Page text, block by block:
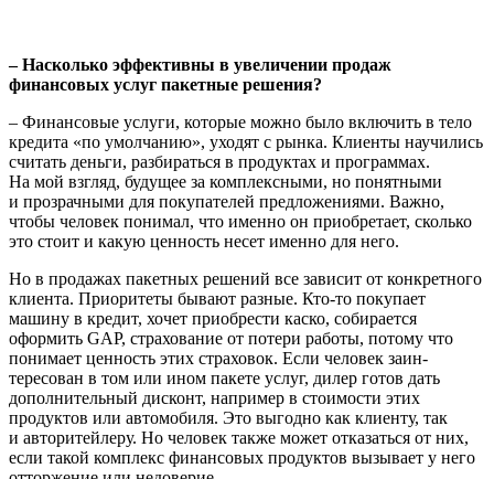
– Насколько эффективны в увеличении продаж
финансовых услуг пакетные решения?
– Финансовые услуги, которые можно было включить в тело
кредита «по умолча­нию», уходят с рынка. Клиенты научились
считать деньги, разбираться в продуктах и программах.
На мой взгляд, будущее за комплексными, но понятными
и прозрач­ными для покупателей предложениями. Важно,
чтобы человек понимал, что имен­но он приобретает, сколько
это стоит и какую ценность несет именно для него.
Но в продажах пакетных решений все зависит от конкретного
клиента. Приори­теты бывают разные. Кто-то покупает
машину в кредит, хочет приобрести каско, собирается
оформить GAP, страхование от потери работы, потому что
понимает цен­ность этих страховок. Если человек заин­
тересован в том или ином пакете услуг, дилер готов дать
дополнительный дисконт, например в стоимости этих
продуктов или автомобиля. Это выгодно как клиенту, так
и авторитейлеру. Но человек также может отказаться от них,
если такой комплекс финансовых продуктов вызывает у него